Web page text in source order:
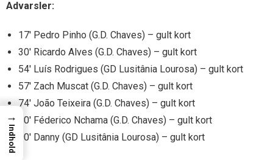
Advarsler:
17′ Pedro Pinho (G.D. Chaves) – gult kort
30′ Ricardo Alves (G.D. Chaves) – gult kort
54′ Luís Rodrigues (GD Lusitânia Lourosa) – gult kort
57′ Zach Muscat (G.D. Chaves) – gult kort
74′ João Teixeira (G.D. Chaves) – gult kort
80′ Féderico Nchama (G.D. Chaves) – gult kort
90′ Danny (GD Lusitânia Lourosa) – gult kort
→
Indhold